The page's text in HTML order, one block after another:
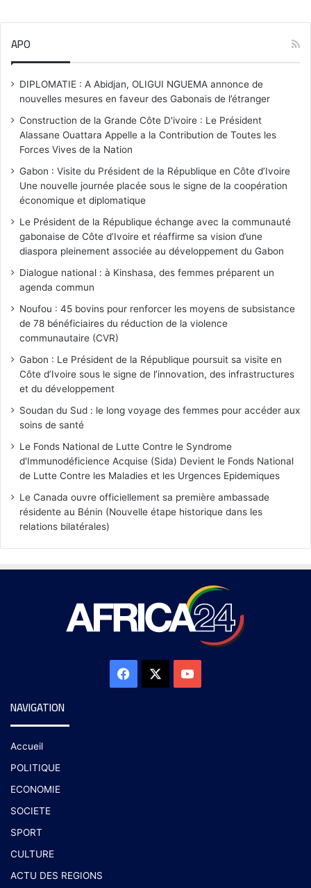
APO
DIPLOMATIE : A Abidjan, OLIGUI NGUEMA annonce de
nouvelles mesures en faveur des Gabonais de l’étranger
Construction de la Grande Côte D'ivoire : Le Président
Alassane Ouattara Appelle a la Contribution de Toutes les
Forces Vives de la Nation
Gabon : Visite du Président de la République en Côte d’Ivoire
Une nouvelle journée placée sous le signe de la coopération
économique et diplomatique
Le Président de la République échange avec la communauté
gabonaise de Côte d’Ivoire et réaffirme sa vision d’une
diaspora pleinement associée au développement du Gabon
Dialogue national : à Kinshasa, des femmes préparent un
agenda commun
Noufou : 45 bovins pour renforcer les moyens de subsistance
de 78 bénéficiaires du réduction de la violence
communautaire (CVR)
Gabon : Le Président de la République poursuit sa visite en
Côte d’Ivoire sous le signe de l’innovation, des infrastructures
et du développement
Soudan du Sud : le long voyage des femmes pour accéder aux
soins de santé
Le Fonds National de Lutte Contre le Syndrome
d'Immunodéficience Acquise (Sida) Devient le Fonds National
de Lutte Contre les Maladies et les Urgences Epidemiques
Le Canada ouvre officiellement sa première ambassade
résidente au Bénin (Nouvelle étape historique dans les
relations bilatérales)
NAVIGATION
Accueil
POLITIQUE
ECONOMIE
SOCIETE
SPORT
CULTURE
ACTU DES REGIONS